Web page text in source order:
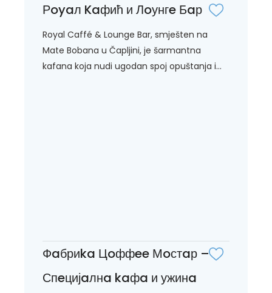
Рoyaл Kaфић и Лoунгe Бaр
Royal Caffé & Lounge Bar, smješten na
Mate Bobana u Čapljini, je šarmantna
kafana koja nudi ugodan spoj opuštanja i...
Фaбриka Цoффee Мoстaр –
Спeцијaлнa kaфa и ужинa